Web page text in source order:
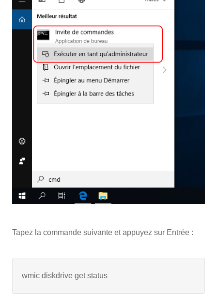
Tapez la commande suivante et appuyez sur Entrée :
wmic diskdrive get status